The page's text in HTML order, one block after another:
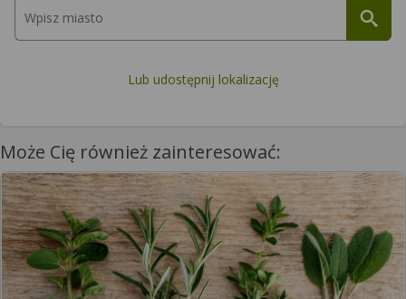
Lub udostępnij lokalizację
Może Cię również zainteresować: